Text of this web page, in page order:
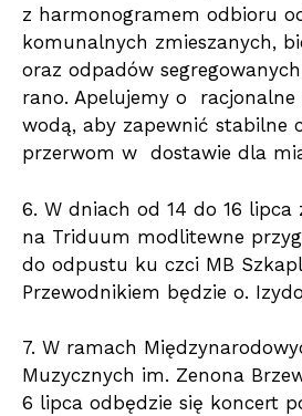
z harmonogramem odbioru
komunalnych zmieszanych,
oraz odpadów
rano. Apelujemy o racjonalne
wodą, aby zapewnić stabilne
przerwom w dostawie dla
6. W dniach od 14 do 16 lipca
na Triduum modlitewne
do odpustu ku czci MB
Przewodnikiem będzie o.
7. W ramach
Muzycznych im. Zenona
6 lipca odbędzie się koncert